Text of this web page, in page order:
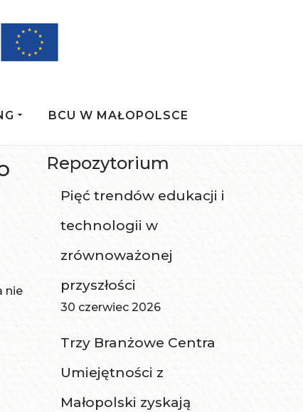
BCU W MAŁOPOLSCE
nie
Repozytorium
Pięć trendów edukacji i
technologii w
zrównoważonej
przyszłości
30 czerwiec 2026
Trzy Branżowe Centra
Umiejętności z
Małopolski zyskają